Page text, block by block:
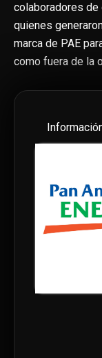
colaboradores
quienes
marca de PAE
como fuera de la